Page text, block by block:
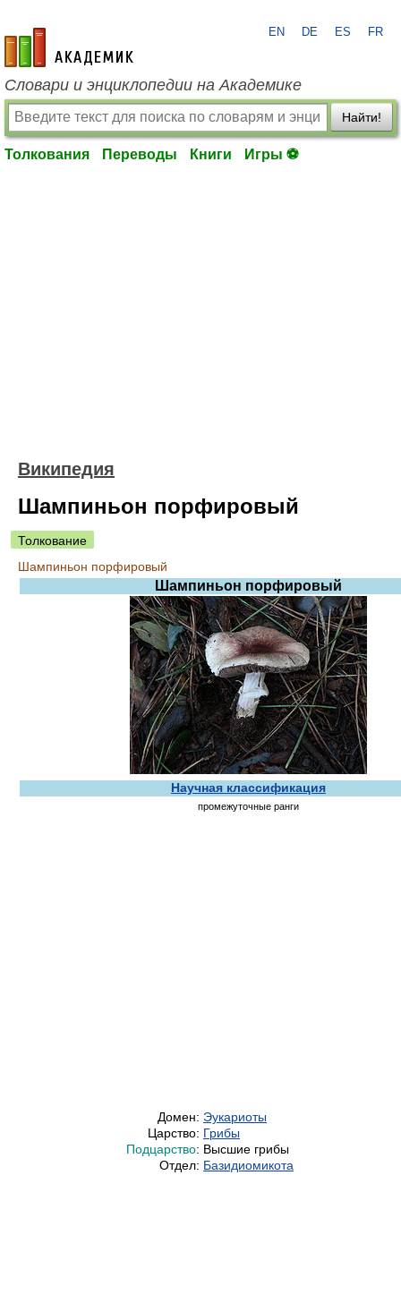
academic.ru
EN DE ES FR
Словари и энциклопедии на Академике
Найти!
Толкования Переводы Книги Игры ⚽
Википедия
Шампиньон порфировый
Толкование
Шампиньон порфировый
Шампиньон порфировый
Научная классификация
промежуточные ранги
Домен: Эукариоты
Царство: Грибы
Подцарство: Высшие грибы
Отдел: Базидиомикота